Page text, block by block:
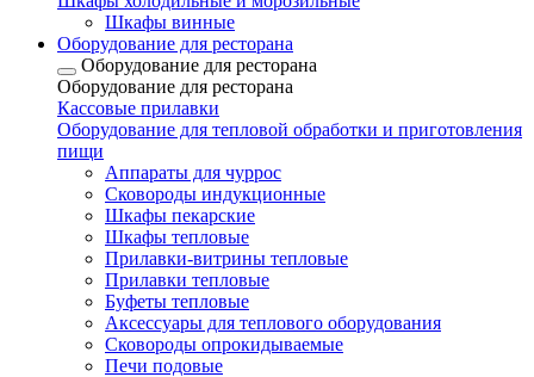
Шкафы винные
Оборудование для ресторана
Оборудование для ресторана
Оборудование для ресторана
Кассовые прилавки
Оборудование для тепловой обработки и приготовления
пищи
Аппараты для чуррос
Сковороды индукционные
Шкафы пекарские
Шкафы тепловые
Прилавки-витрины тепловые
Прилавки тепловые
Буфеты тепловые
Аксессуары для теплового оборудования
Сковороды опрокидываемые
Печи подовые